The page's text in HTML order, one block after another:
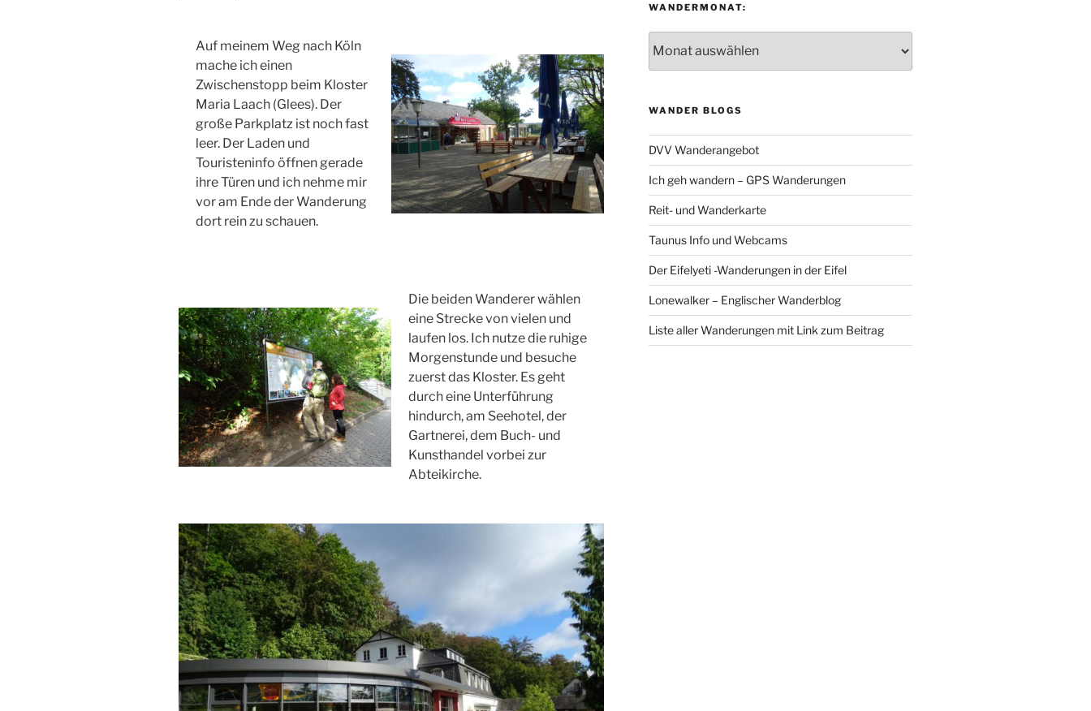
Auf meinem Weg nach Köln
mache ich einen
Zwischenstopp beim Kloster
Maria Laach (Glees). Der
große Parkplatz ist noch fast
leer. Der Laden und
Touristeninfo öffnen gerade
ihre Türen und ich nehme mir
vor am Ende der Wanderung
dort rein zu schauen.
Die beiden Wanderer wählen
eine Strecke von vielen und
laufen los. Ich nutze die ruhige
Morgenstunde und besuche
zuerst das Kloster. Es geht
durch eine Unterführung
hindurch, am Seehotel, der
Gartnerei, dem Buch- und
Kunsthandel vorbei zur
Abteikirche.
WANDERMONAT:
WANDER BLOGS
DVV Wanderangebot
Ich geh wandern – GPS Wanderungen
Reit- und Wanderkarte
Taunus Info und Webcams
Der Eifelyeti -Wanderungen in der Eifel
Lonewalker – Englischer Wanderblog
Liste aller Wanderungen mit Link zum Beitrag